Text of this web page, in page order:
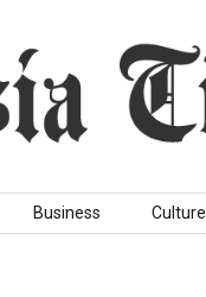
Business Culture